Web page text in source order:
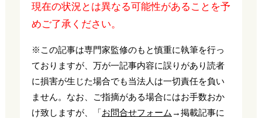
現在の状況とは異なる可能性があることを予
めご了承ください。
※この記事は専門家監修のもと慎重に執筆を行っ
ておりますが、万が一記事内容に誤りがあり読者
に損害が生じた場合でも当法人は一切責任を負い
ません。なお、ご指摘がある場合にはお手数おか
け致しますが、「お問合せフォーム →掲載記事に